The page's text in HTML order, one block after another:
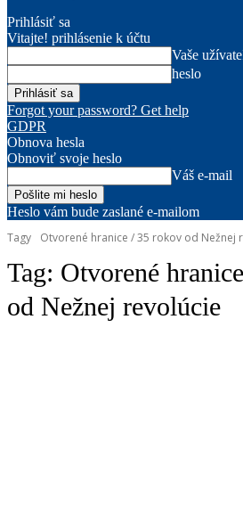
Prihlásiť sa
Vitajte! prihlásenie k účtu
Vaše
heslo
Forgot your password? Get help
GDPR
Obnova hesla
Obnoviť svoje heslo
Váš e-mail
Heslo vám bude zaslané e-mailom
Tagy
Otvorené hranice / 35 rokov od Nežnej
Tag: Otvorené
od Nežnej revolúcie